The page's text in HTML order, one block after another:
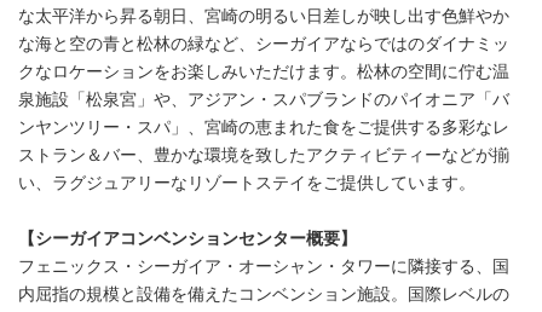
な太平洋から昇る朝日、宮崎の明るい日差しが映し出す色鮮やか
な海と空の青と松林の緑など、シーガイアならではのダイナミッ
クなロケーションをお楽しみいただけます。松林の空間に佇む温
泉施設「松泉宮」や、アジアン・スパブランドのパイオニア「バ
ンヤンツリー・スパ」、宮崎の恵まれた食をご提供する多彩なレ
ストラン＆バー、豊かな環境を致したアクティビティーなどが揃
い、ラグジュアリーなリゾートステイをご提供しています。
【シーガイアコンベンションセンター概要】
フェニックス・シーガイア・オーシャン・タワーに隣接する、国
内屈指の規模と設備を備えたコンベンション施設。国際レベルの